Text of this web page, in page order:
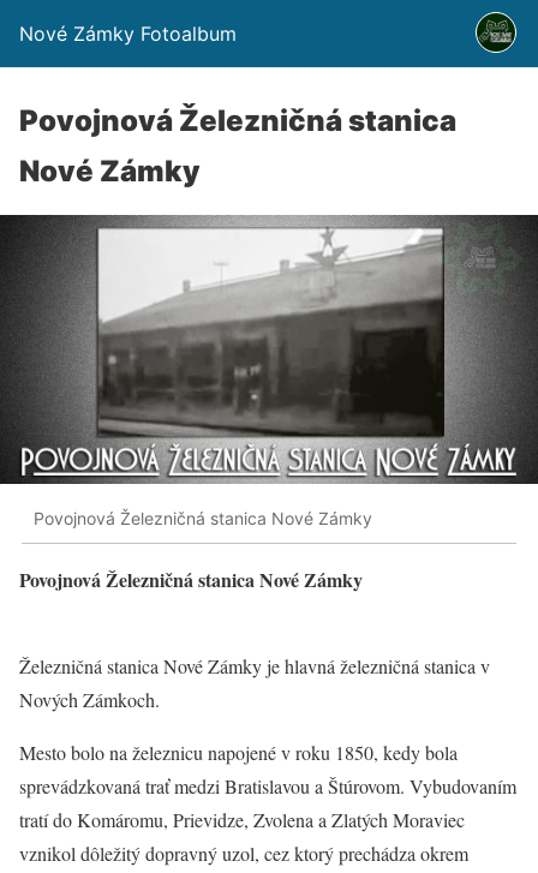
Nové Zámky Fotoalbum
Povojnová Železničná stanica
Nové Zámky
Povojnová Železničná stanica Nové Zámky
Povojnová Železničná stanica Nové Zámky
Železničná stanica Nové Zámky je hlavná železničná stanica v
Nových Zámkoch.
Mesto bolo na železnicu napojené v roku 1850, kedy bola
sprevádzkovaná trať medzi Bratislavou a Štúrovom. Vybudovaním
tratí do Komáromu, Prievidze, Zvolena a Zlatých Moraviec
vznikol dôležitý dopravný uzol, cez ktorý prechádza okrem